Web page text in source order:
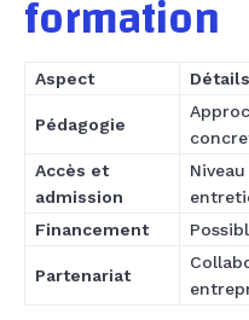
formation
Aspect Détails
Pédagogie
Accès et
admission
Financement
Partenariat